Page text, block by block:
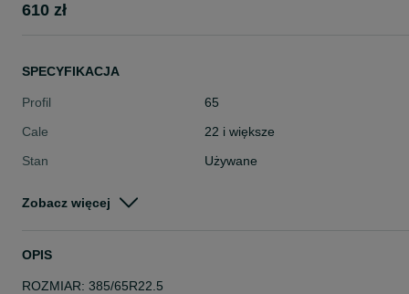
610 zł
SPECYFIKACJA
Profil
65
Cale
22 i większe
Stan
Używane
Szerokość
Zobacz więcej
OPIS
ROZMIAR: 385/65R22.5